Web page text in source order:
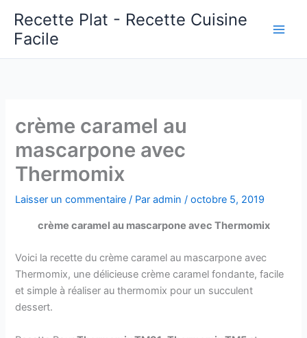
contenu
Recette Plat - Recette Cuisine
Facile
crème caramel au
mascarpone avec
Thermomix
Laisser un commentaire / Paradmin/octobre 5, 2019
crème caramel au mascarpone avec Thermomix
Voici la recette du crème caramel au mascarpone avec
Thermomix, une délicieuse crème caramel fondante, facile
et simple à réaliser au thermomix pour un succulent
dessert.